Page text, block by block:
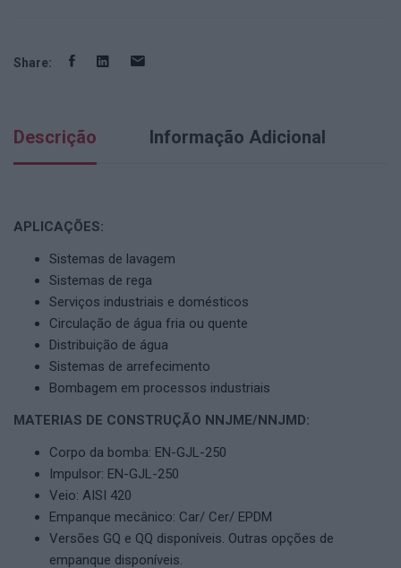
Share:
Descrição Informação Adicional
APLICAÇÕES:
Sistemas de lavagem
Sistemas de rega
Serviços industriais e domésticos
Circulação de água fria ou quente
Distribuição de água
Sistemas de arrefecimento
Bombagem em processos industriais
MATERIAS DE CONSTRUÇÃO NNJME/NNJMD:
Corpo da bomba: EN-GJL-250
Impulsor: EN-GJL-250
Veio: AISI 420
Empanque mecânico: Car/ Cer/ EPDM
Versões GQ e QQ disponíveis. Outras opções de
empanque disponíveis.